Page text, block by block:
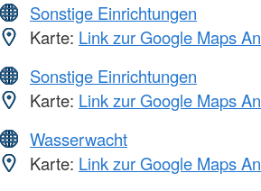
Sonstige Einrichtungen
Karte: Link zur Google Maps
Sonstige Einrichtungen
Karte: Link zur Google Maps
Wasserwacht
Karte: Link zur Google Maps